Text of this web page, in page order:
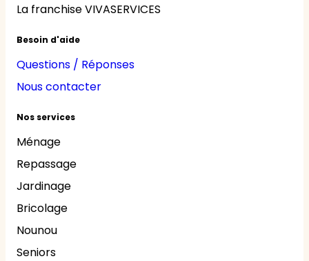
La franchise VIVASERVICES
Besoin d'aide
Questions / Réponses
Nous contacter
Nos services
Ménage
Repassage
Jardinage
Bricolage
Nounou
Seniors